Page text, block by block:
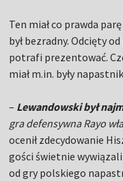
Ten miał co prawda
był bezradny. Odcięty
potrafi prezentować.
miał m.in. były
– Lewandowski był
gra defensywna Rayo
ocenił zdecydowanie
gości świetnie
od gry polskiego